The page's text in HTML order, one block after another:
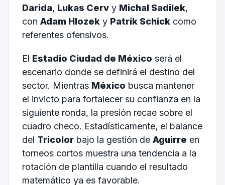
Darida, Lukas Cervy Michal Sadilek,
con Adam Hlozeky Patrik Schickcomo
referentes ofensivos.
El Estadio Ciudad de México será el
escenario donde se definirá el destino del
sector. Mientras México busca mantener
el invicto para fortalecer su confianza en la
siguiente ronda, la presión recae sobre el
cuadro checo. Estadísticamente, el balance
del Tricolorbajo la gestión de Aguirre en
torneos cortos muestra una tendencia a la
rotación de plantilla cuando el resultado
matemático ya es favorable.